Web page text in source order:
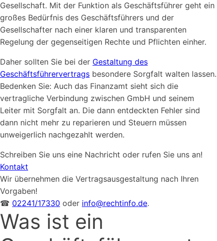
Gesellschaft. Mit der Funktion als Geschäftsführer geht ein
großes Bedürfnis des Geschäftsführers und der
Gesellschafter nach einer klaren und transparenten
Regelung der gegenseitigen Rechte und Pflichten einher.
Daher sollten Sie bei der Gestaltung des
Geschäftsführervertrags besondere Sorgfalt walten lassen.
Bedenken Sie: Auch das Finanzamt sieht sich die
vertragliche Verbindung zwischen GmbH und seinem
Leiter mit Sorgfalt an. Die dann entdeckten Fehler sind
dann nicht mehr zu reparieren und Steuern müssen
unweigerlich nachgezahlt werden.
Schreiben Sie uns eine Nachricht oder rufen Sie uns an!
Kontakt
Wir übernehmen die Vertragsausgestaltung nach Ihren
Vorgaben!
☎ 02241/17330 oder info@rechtinfo.de.
Was ist ein